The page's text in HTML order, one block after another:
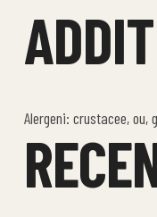
Alergeni: crustacee, ou,